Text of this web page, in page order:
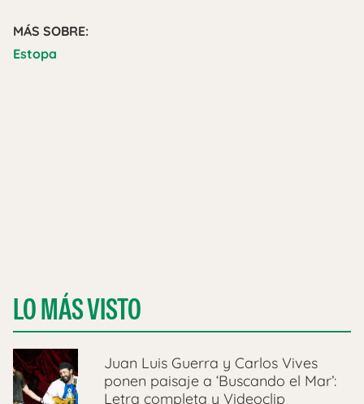
MÁS SOBRE:
Estopa
LO MÁS VISTO
Juan Luis Guerra y Carlos Vives
ponen paisaje a ‘Buscando el Mar’:
Letra completa y Videoclip